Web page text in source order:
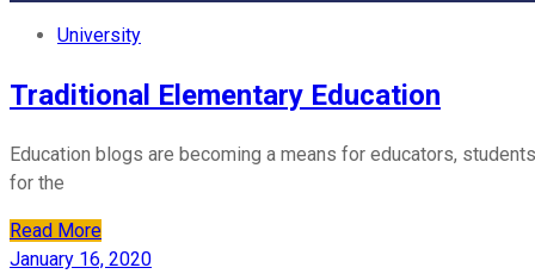
University
Traditional Elementary Education
Education blogs are becoming a means for educators,
for the
Read More
January 16, 2020